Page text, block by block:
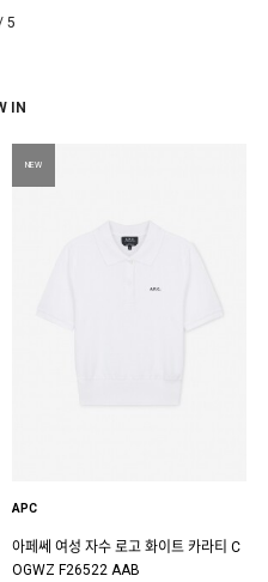
5
IN
NEW
APC
아페쎄 여성 자수 로고 화이트 카라티 C
OGWZ F26522 AAB